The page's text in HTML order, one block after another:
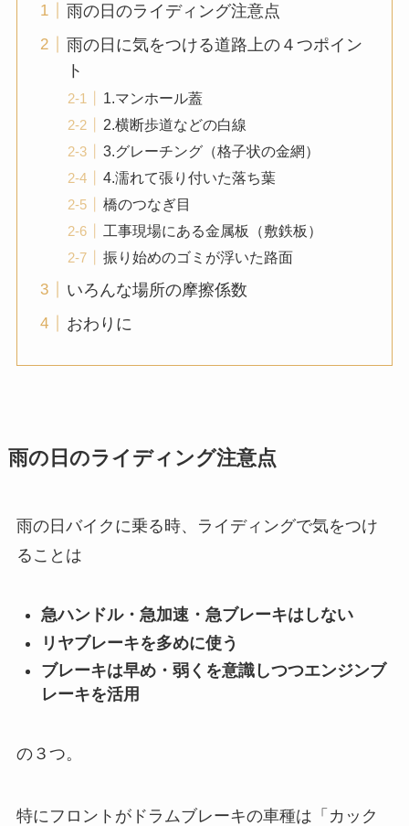
雨の日のライディング注意点
雨の日に気をつける道路上の４つポイン
ト
1.マンホール蓋
2.横断歩道などの白線
3.グレーチング（格子状の金網）
4.濡れて張り付いた落ち葉
橋のつなぎ目
工事現場にある金属板（敷鉄板）
振り始めのゴミが浮いた路面
いろんな場所の摩擦係数
おわりに
雨の日のライディング注意点
雨の日バイクに乗る時、ライディングで気をつけ
ることは
急ハンドル・急加速・急ブレーキはしない
リヤブレーキを多めに使う
ブレーキは早め・弱くを意識しつつエンジンブ
レーキを活用
の３つ。
特にフロントがドラムブレーキの車種は「カック